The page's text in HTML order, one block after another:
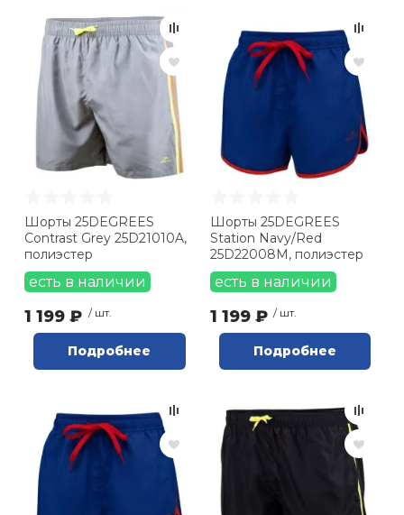
Шорты 25DEGREES
Contrast Grey 25D21010A,
полиэстер
есть в наличии
1 199 ₽ / шт.
Подробнее
Шорты 25DEGREES
Station Navy/Red
25D22008M, полиэстер
есть в наличии
1 199 ₽ / шт.
Подробнее